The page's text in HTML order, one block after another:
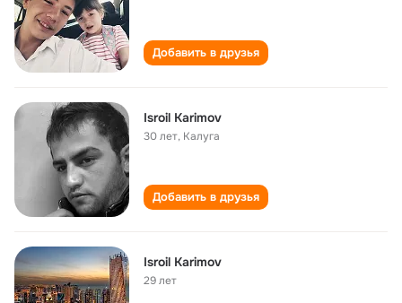
Добавить в друзья
Isroil Karimov
30 лет, Калуга
Добавить в друзья
Isroil Karimov
29 лет